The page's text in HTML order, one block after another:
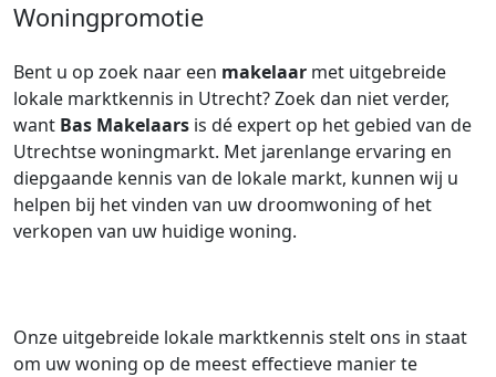
Woningpromotie
Bent u op zoek naar een makelaar met uitgebreide
lokale marktkennis in Utrecht? Zoek dan niet verder,
want Bas Makelaars is dé expert op het gebied van de
Utrechtse woningmarkt. Met jarenlange ervaring en
diepgaande kennis van de lokale markt, kunnen wij u
helpen bij het vinden van uw droomwoning of het
verkopen van uw huidige woning.
Onze uitgebreide lokale marktkennis stelt ons in staat
om uw woning op de meest effectieve manier te